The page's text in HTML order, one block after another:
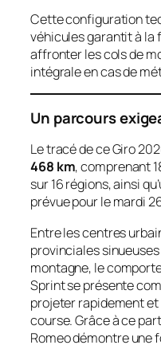
Cette configuration
véhicules garantit à la
affronter les cols de
intégrale en cas de
Un parcours
Le tracé de ce Giro
468 km, comprenant
sur 16 régions, ainsi
prévue pour le mardi
Entre les centres
provinciales
montagne, le
Sprint se présente
projeter rapidement
course. Grâce à ce
Romeo démontre une